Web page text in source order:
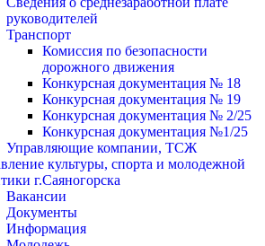
руководителей
Транспорт
Комиссия по безопасности
дорожного движения
Конкурсная документация № 18
Конкурсная документация № 19
Конкурсная документация № 2/25
Конкурсная документация №1/25
Управляющие компании, ТСЖ
культуры, спорта и молодежной
г.Саяногорска
Вакансии
Документы
Информация